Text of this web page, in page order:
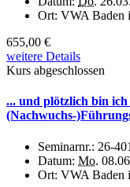
Ort: VWA Baden
655,00 €
weitere Details
Kurs abgeschlossen
... und plötzlich bin
(Nachwuchs-
Seminarnr.: 26-
Datum: Mo.
Ort: VWA Baden